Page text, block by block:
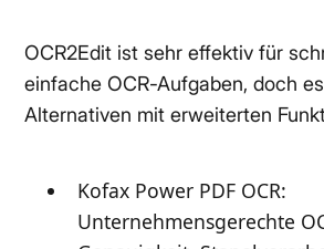
OCR2Edit ist sehr effektiv für
einfache OCR-Aufgaben, doch
Alternativen mit erweiterten
Kofax Power PDF OCR:
Unternehmensgerechte